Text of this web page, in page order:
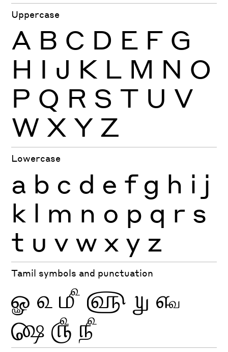
Uppercase
A B C D E F G
H I J K L M N O
P Q R S T U V
W X Y Z
Lowercase
a b c d e f g h i j
k l m n o p q r s
t u v w x y z
Tamil symbols and punctuation
ௐ ௳ ௴ ௵ ௶ ௷
௸ ௹ ௺